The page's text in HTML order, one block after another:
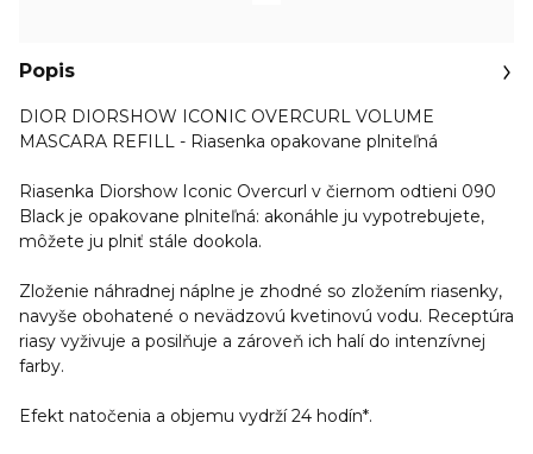
Popis
DIOR DIORSHOW ICONIC OVERCURL VOLUME
MASCARA REFILL - Riasenka opakovane plniteľná
Riasenka Diorshow Iconic Overcurl v čiernom odtieni 090
Black je opakovane plniteľná: akonáhle ju vypotrebujete,
môžete ju plniť stále dookola.
Zloženie náhradnej náplne je zhodné so zložením riasenky,
navyše obohatené o nevädzovú kvetinovú vodu. Receptúra
riasy vyživuje a posilňuje a zároveň ich halí do intenzívnej
farby.
Efekt natočenia a objemu vydrží 24 hodín*.